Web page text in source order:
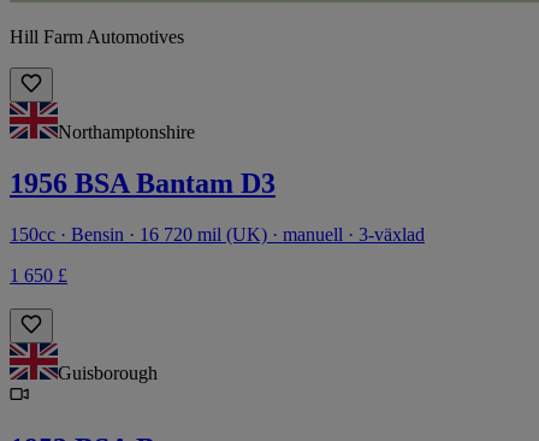
Hill Farm Automotives
Northamptonshire
1956 BSA Bantam D3
150cc · Bensin · 16 720 mil (UK) · manuell · 3-växlad
1 650 £
Guisborough